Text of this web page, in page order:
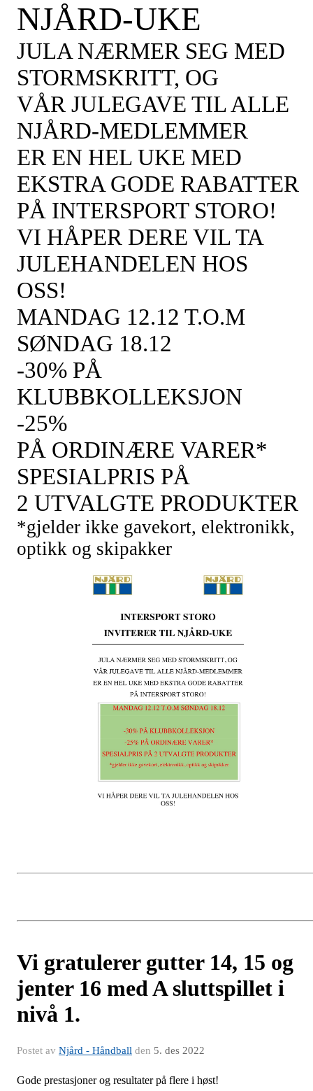
NJÅRD-UKE
JULA NÆRMER SEG MED
STORMSKRITT, OG
VÅR JULEGAVE TIL ALLE
NJÅRD-MEDLEMMER
ER EN HEL UKE MED
EKSTRA GODE RABATTER
PÅ INTERSPORT STORO!
VI HÅPER DERE VIL TA
JULEHANDELEN HOS
OSS!
MANDAG 12.12 T.O.M
SØNDAG 18.12
-30% PÅ
KLUBBKOLLEKSJON
-25%
PÅ ORDINÆRE VARER*
SPESIALPRIS PÅ
2 UTVALGTE PRODUKTER
*gjelder ikke gavekort, elektronikk,
optikk og skipakker
Vi gratulerer gutter 14, 15 og
jenter 16 med A sluttspillet i
nivå 1.
Postet av Njård - Håndball den 5. des 2022
Gode prestasjoner og resultater på flere i høst!